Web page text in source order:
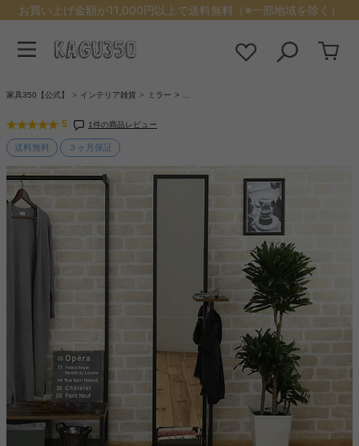
お買い上げ金額が11,000円以上で送料無料（※一部地域を除く）
家具350【公式】 インテリア雑貨 ミラー
5 1件の商品レビュー
送料無料 ３ヶ月保証